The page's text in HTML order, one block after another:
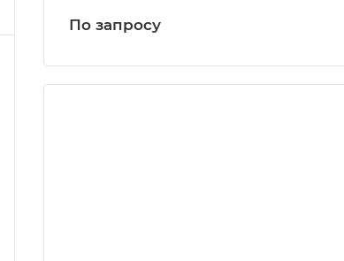
По запросу